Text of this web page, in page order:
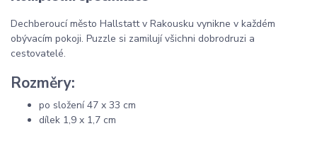
Dechberoucí město Hallstatt v Rakousku vynikne v každém
obývacím pokoji. Puzzle si zamilují všichni dobrodruzi a
cestovatelé.
Rozměry:
po složení 47 x 33 cm
dílek 1,9 x 1,7 cm